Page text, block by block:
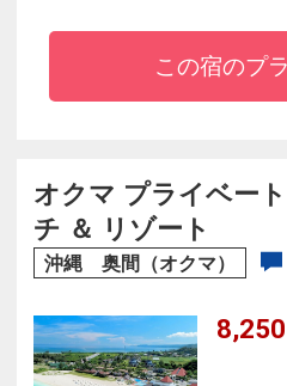
□美ら海水族館や自然あ
に便利な高速許田ＩＣか
□レストランでは沖縄の食
に海を眺めながらお食事
す
この宿のプ
オクマ プライベー
チ ＆ リゾート
沖縄 奥間（オクマ）